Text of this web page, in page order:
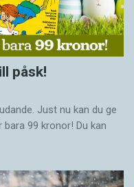
påsk!
Just nu kan du ge
99 kronor! Du kan